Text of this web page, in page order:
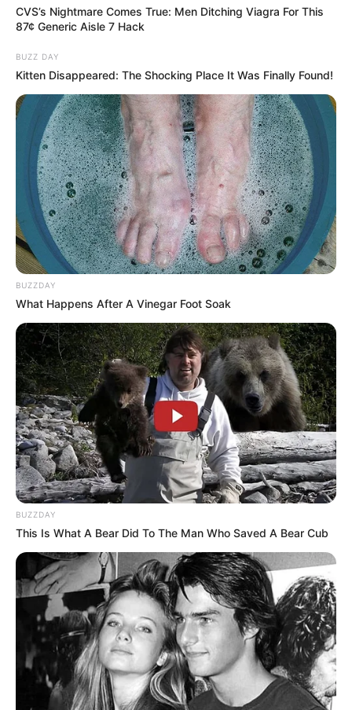
CVS’s Nightmare Comes True: Men Ditching Viagra For This
87¢ Generic Aisle 7 Hack
BUZZ DAY
Kitten Disappeared: The Shocking Place It Was Finally Found!
BUZZDAY
What Happens After A Vinegar Foot Soak
BUZZDAY
This Is What A Bear Did To The Man Who Saved A Bear Cub